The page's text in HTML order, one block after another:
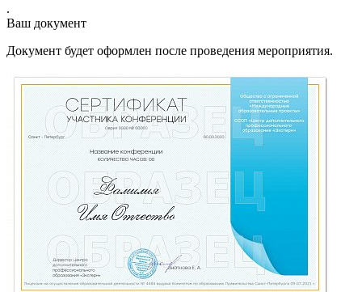
.
Ваш документ
Документ будет оформлен после проведения мероприятия.